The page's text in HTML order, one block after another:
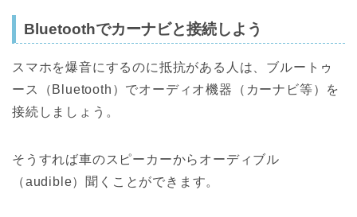
Bluetoothでカーナビと接続しよう
スマホを爆音にするのに抵抗がある人は、ブルートゥ
ース（Bluetooth）でオーディオ機器（カーナビ等）を
接続しましょう。
そうすれば車のスピーカーからオーディブル
（audible）聞くことができます。